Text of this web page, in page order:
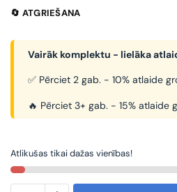
🔄 ATGRIEŠANA
Vairāk komplektu - lielāka
✅ Pērciet 2 gab. - 10% atlaide
🔥 Pērciet 3+ gab. - 15% atlaide
Atlikušas tikai dažas vienības!